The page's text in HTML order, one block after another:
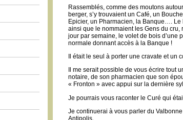
Rassemblés, comme des moutons
berger, s’y trouvaient un Café, un
Epicier, un Pharmacien, la Banque…. Le
ainsi que le nommaient les Gens du cru,
jour par semaine, le volet de bois d’une
normale donnant accès à la Banque !
Il était le seul à porter une cravate et un
Il me serait possible de vous écrire tout
notaire, de son pharmacien que son
« Fronton » avec appui sur la dernière
Je pourrais vous raconter le Curé qui
Je continuerai à vous parler du
Antipolis.